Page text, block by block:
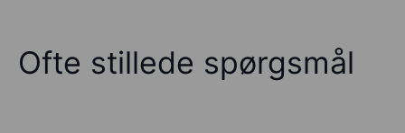
Ofte stillede spørgsmål